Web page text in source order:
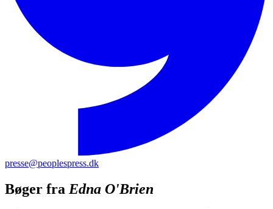
presse@peoplespress.dk
Bøger fra Edna O'Brien